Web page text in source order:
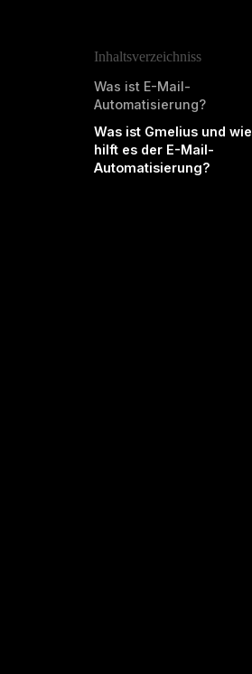
Inhaltsverzeichniss
Was ist E-Mail-
Automatisierung?
Was ist Gmelius und wie
hilft es der E-Mail-
Automatisierung?